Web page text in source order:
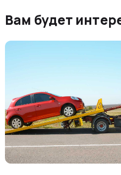
Вам будет